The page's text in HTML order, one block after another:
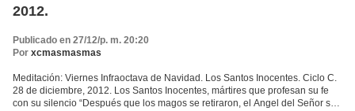
2012.
Publicado en 27/12/p. m. 20:20
Por xcmasmasmas
Meditación: Viernes Infraoctava de Navidad. Los Santos Inocentes. Ciclo C.
28 de diciembre, 2012. Los Santos Inocentes, mártires que profesan su fe
con su silencio “Después que los magos se retiraron, el Angel del Señor se